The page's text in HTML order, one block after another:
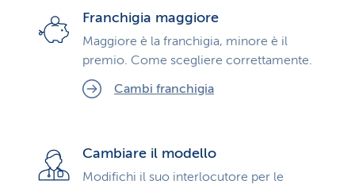
Franchigia maggiore
Maggiore è la franchigia, minore è il
premio. Come scegliere correttamente.
Cambi franchigia
Cambiare il modello
Modifichi il suo interlocutore per le